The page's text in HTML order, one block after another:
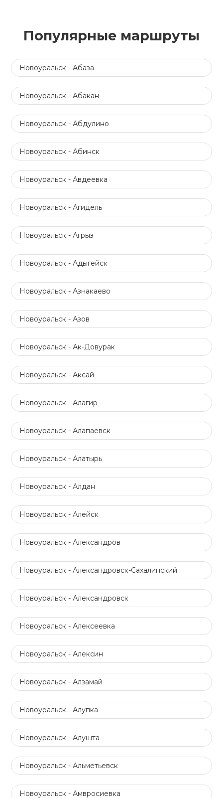
Популярные маршруты
Новоуральск - Абаза
Новоуральск - Абакан
Новоуральск - Абдулино
Новоуральск - Абинск
Новоуральск - Авдеевка
Новоуральск - Агидель
Новоуральск - Агрыз
Новоуральск - Адыгейск
Новоуральск - Азнакаево
Новоуральск - Азов
Новоуральск - Ак-Довурак
Новоуральск - Аксай
Новоуральск - Алагир
Новоуральск - Алапаевск
Новоуральск - Алатырь
Новоуральск - Алдан
Новоуральск - Алейск
Новоуральск - Александров
Новоуральск - Александровск-Сахалинский
Новоуральск - Александровск
Новоуральск - Алексеевка
Новоуральск - Алексин
Новоуральск - Алзамай
Новоуральск - Алупка
Новоуральск - Алушта
Новоуральск - Альметьевск
Новоуральск - Амвросиевка